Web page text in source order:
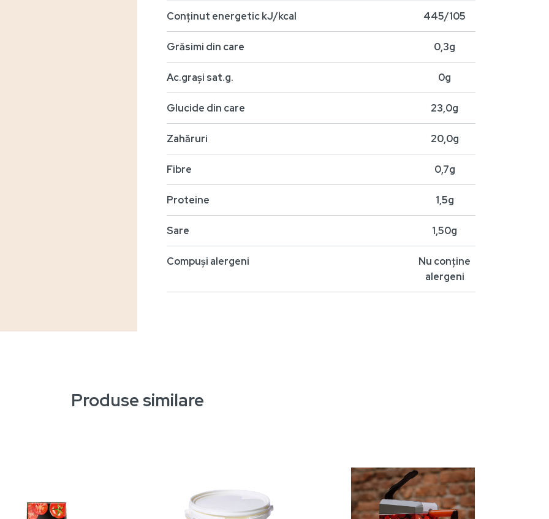
Conținut energetic kJ/kcal 445/105
Grăsimi din care 0,3g
Ac.grași sat.g. 0g
Glucide din care 23,0g
Zahăruri 20,0g
Fibre 0,7g
Proteine 1,5g
Sare 1,50g
Compuși alergeni
Nu conține
alergeni
Produse similare